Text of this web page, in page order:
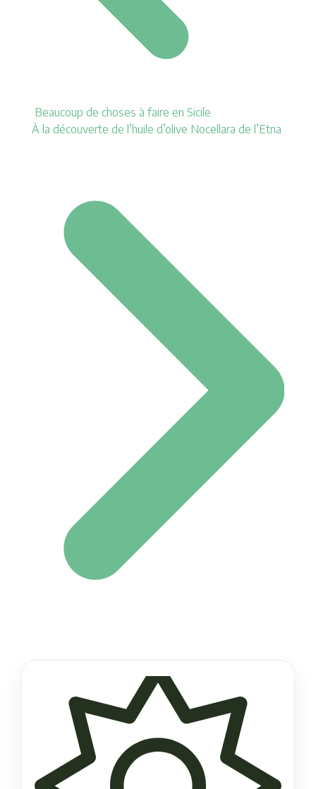
Beaucoup de choses à faire en Sicile
À la découverte de l’huile d’olive Nocellara de l’Etna